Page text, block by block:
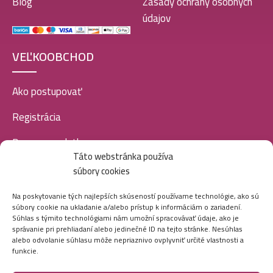
Táto webstránka používa
súbory cookies
Na poskytovanie tých najlepších skúseností používame technológie, ako sú
súbory cookie na ukladanie a/alebo prístup k informáciám o zariadení.
Súhlas s týmito technológiami nám umožní spracovávať údaje, ako je
správanie pri prehliadaní alebo jedinečné ID na tejto stránke. Nesúhlas
alebo odvolanie súhlasu môže nepriaznivo ovplyvniť určité vlastnosti a
funkcie.
10,99
Luxure EDP women 100ml-Charisma – (Dolce &
10,99€
Di Toscana – Bianco Latte) – P1039
Luxure EDP women 100ml-Sunblush – (Chanel –
Chance Eau Splendide) – P1021
10,99
údajov
VEĽKOOBCHOD
Ako postupovať
Registrácia
Doprava a platba
SOCIÁLNE SIETE